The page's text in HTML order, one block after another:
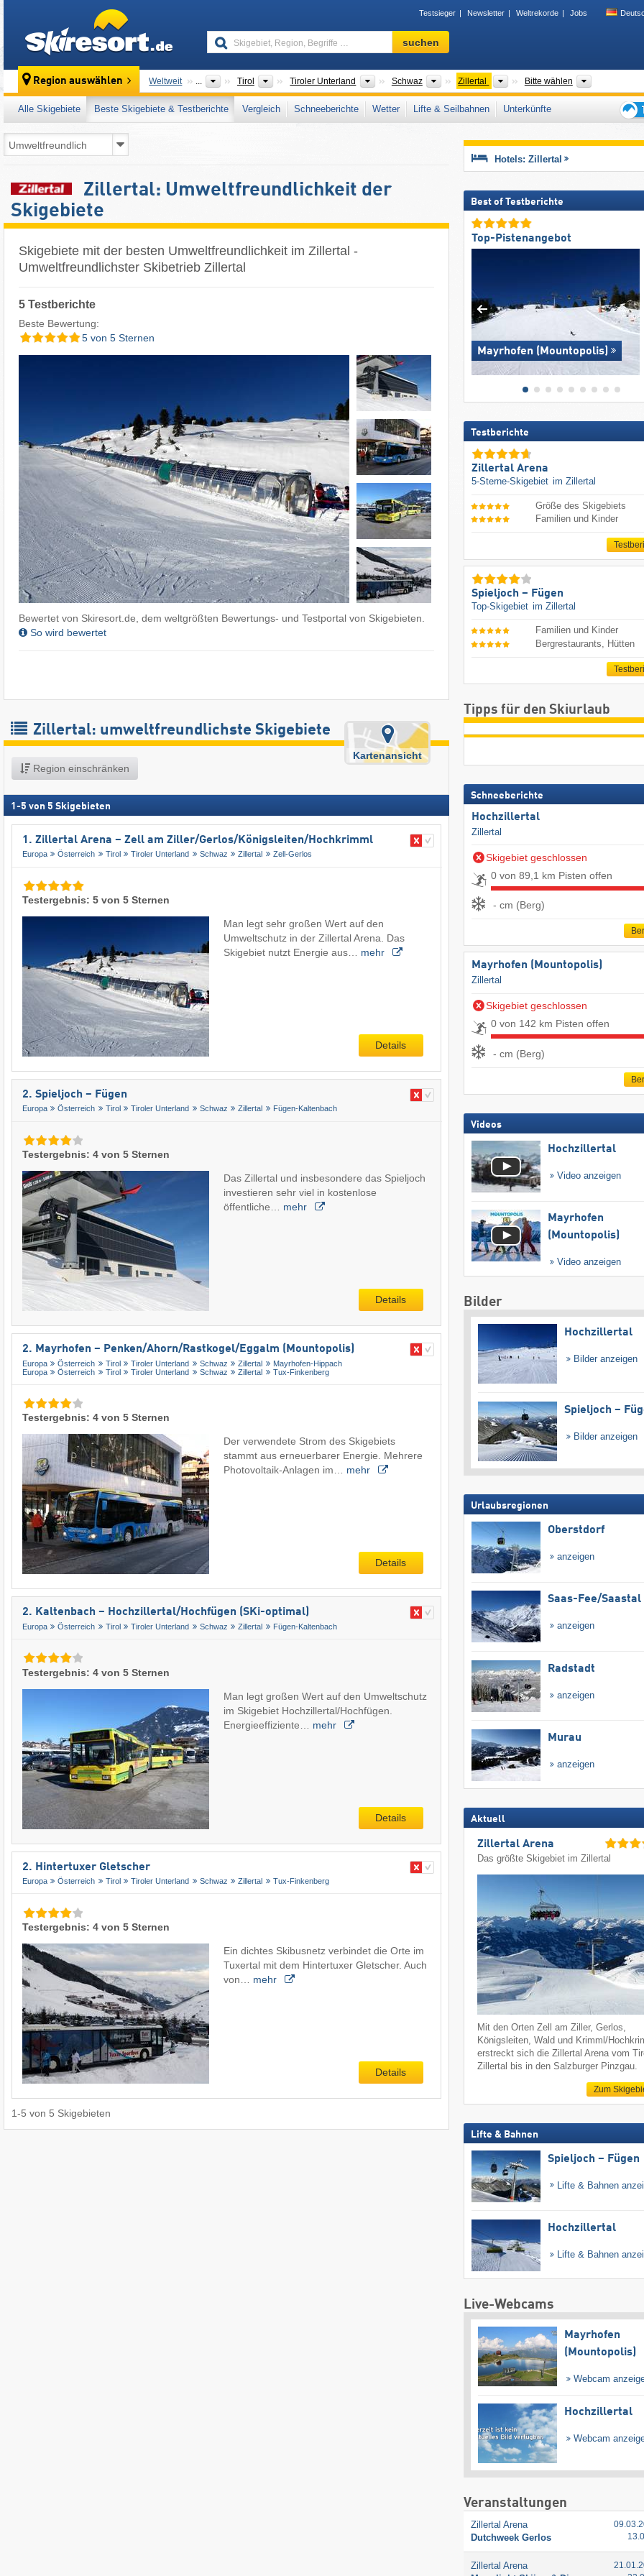
Testsieger Newsletter Weltrekorde Jobs
Skigebiet,
Region,
…
suchen
Region auswählen Weltweit ... Tirol Bundesländer
Tiroler Unterland Großregionen
Schwaz Bezirke
Zillertal Tourismusregionen
Bitte wählen
Alle Skigebiete Beste Skigebiete & Testberichte Vergleich Schneeberichte Wetter Lifte & Seilbahnen
Unterkünfte
für
Zillertal: Umweltfreundlichkeit der
Skigebiete
Skigebiete mit der besten Umweltfreundlichkeit im Zillertal -
Umweltfreundlichster Skibetrieb Zillertal
5 Testberichte
Beste Bewertung:
5 von 5 Sternen
Bewertet von Skiresort.de, dem weltgrößten Bewertungs- und Testportal von Skigebieten.
So wird bewertet
Zillertal: umweltfreundlichste Skigebiete
Region einschränken
Kartenansicht
1 -5 von 5 Skigebieten
1. Zillertal Arena – Zell am Ziller/​Gerlos/​Königsleiten/​Hochkrimml
Europa Österreich Tirol Tiroler Unterland Schwaz Zillertal Zell-Gerlos
Testergebnis: 5 von 5 Sternen
Man legt sehr großen Wert auf den
Umweltschutz in der Zillertal Arena. Das
Skigebiet nutzt Energie aus… mehr
Details
2. Spieljoch – Fügen
Europa Österreich Tirol Tiroler Unterland Schwaz Zillertal Fügen-Kaltenbach
Testergebnis: 4 von 5 Sternen
Das Zillertal und insbesondere das Spieljoch
investieren sehr viel in kostenlose
öffentliche… mehr
Details
2. Mayrhofen – Penken/​Ahorn/​Rastkogel/​Eggalm (Mountopolis)
Europa Österreich Tirol Tiroler Unterland Schwaz Zillertal
Mayrhofen-Hippach
Europa
Österreich Tirol Tiroler Unterland Schwaz Zillertal Tux-Finkenberg
Testergebnis: 4 von 5 Sternen
Der verwendete Strom des Skigebiets
stammt aus erneuerbarer Energie. Mehrere
Photovoltaik-Anlagen im… mehr
Details
2. Kaltenbach – Hochzillertal/​Hochfügen (SKi-optimal)
Europa Österreich Tirol Tiroler Unterland Schwaz Zillertal Fügen-Kaltenbach
Testergebnis: 4 von 5 Sternen
Man legt großen Wert auf den Umweltschutz
im Skigebiet Hochzillertal/Hochfügen.
Energieeffiziente… mehr
Details
2. Hintertuxer Gletscher
Europa Österreich Tirol Tiroler Unterland Schwaz Zillertal Tux-Finkenberg
Testergebnis: 4 von 5 Sternen
Ein dichtes Skibusnetz verbindet die Orte im
Tuxertal mit dem Hintertuxer Gletscher. Auch
von… mehr
Details
1-5 von 5 Skigebieten
Hotels: Zillertal
Best of Testberichte
Top-Pistenangebot
Mayrhofen (Mountopolis)
Testberichte
Zillertal Arena
5-Sterne-Skigebiet im Zillertal
Größe des Skigebiets
Familien und Kinder
Spieljoch – Fügen
Top-Skigebiet im Zillertal
Familien und Kinder
Bergrestaurants, Hütten
Tipps für den Skiurlaub
Schneeberichte
Hochzillertal
Zillertal
Skigebiet geschlossen
0 von 89,1 km Pisten offen
- cm (Berg)
Mayrhofen (Mountopolis)
Zillertal
Skigebiet geschlossen
0 von 142 km Pisten offen
- cm (Berg)
Videos
Hochzillertal
Video anzeigen
Mayrhofen
(Mountopolis)
Video anzeigen
Bilder
Hochzillertal
Bilder anzeigen
Spieljoch –
Bilder anzeigen
Urlaubsregionen
Oberstdorf
anzeigen
Saas-Fee/​Saastal
anzeigen
Radstadt
anzeigen
Murau
anzeigen
Aktuell
Zillertal Arena
Das größte Skigebiet im Zillertal
Mit den Orten Zell am Ziller, Gerlos,
Königsleiten, Wald und Krimml/
erstreckt sich die Zillertal Arena vom
Zillertal bis in den Salzburger Pinzgau.
Zum
Lifte & Bahnen
Spieljoch – Fügen
Lifte & Bahnen
Hochzillertal
Lifte & Bahnen
Live-Webcams
Mayrhofen
(Mountopolis)
Webcam
Hochzillertal
Webcam
Veranstaltungen
Zillertal Arena
Dutchweek Gerlos
Zillertal Arena